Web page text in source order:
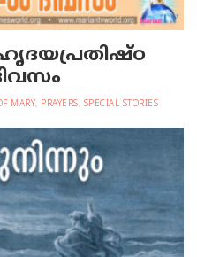
MARY, PRAYERS, SPECIAL STORIES